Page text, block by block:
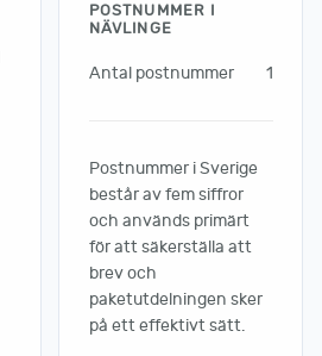
POSTNUMMER I
NÄVLINGE
Antal postnummer 1
Postnummer i Sverige
består av fem siffror
och används primärt
för att säkerställa att
brev och
paketutdelningen sker
på ett effektivt sätt.